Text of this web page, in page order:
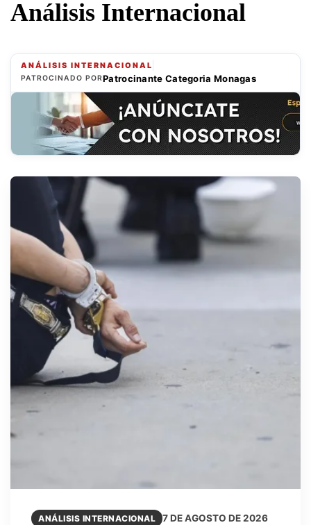
Análisis Internacional
ANÁLISIS INTERNACIONAL
PATROCINADO PORPatrocinante Categoria Monagas
ANÁLISIS INTERNACIONAL 7 DE AGOSTO DE 2026